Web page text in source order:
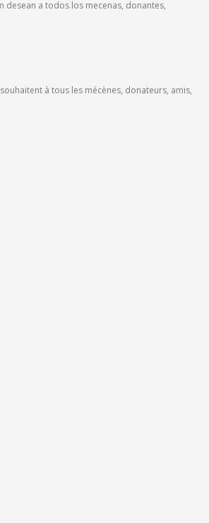
desean a todos los mecenas, donantes,
à tous les mécènes, donateurs, amis,